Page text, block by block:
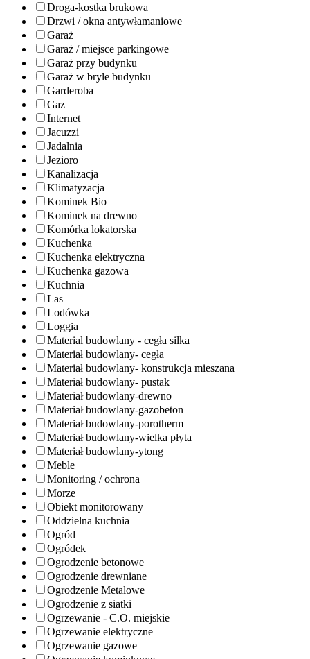
Droga-kostka brukowa
Drzwi / okna antywłamaniowe
Garaż
Garaż / miejsce parkingowe
Garaż przy budynku
Garaż w bryle budynku
Garderoba
Gaz
Internet
Jacuzzi
Jadalnia
Jezioro
Kanalizacja
Klimatyzacja
Kominek Bio
Kominek na drewno
Komórka lokatorska
Kuchenka
Kuchenka elektryczna
Kuchenka gazowa
Kuchnia
Las
Lodówka
Loggia
Material budowlany - cegła silka
Materiał budowlany- cegła
Materiał budowlany- konstrukcja mieszana
Materiał budowlany- pustak
Materiał budowlany-drewno
Materiał budowlany-gazobeton
Materiał budowlany-porotherm
Materiał budowlany-wielka płyta
Materiał budowlany-ytong
Meble
Monitoring / ochrona
Morze
Obiekt monitorowany
Oddzielna kuchnia
Ogród
Ogródek
Ogrodzenie betonowe
Ogrodzenie drewniane
Ogrodzenie Metalowe
Ogrodzenie z siatki
Ogrzewanie - C.O. miejskie
Ogrzewanie elektryczne
Ogrzewanie gazowe